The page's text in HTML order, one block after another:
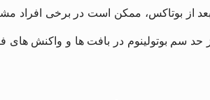
از بوتاکس، ممکن است در برخی افراد
سم بوتولینوم در بافت ‌ها و واکنش ‌های